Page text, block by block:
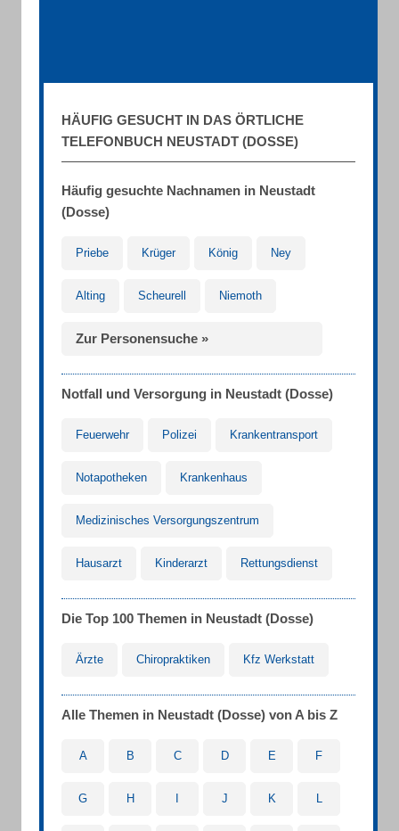
HÄUFIG GESUCHT IN DAS ÖRTLICHE
TELEFONBUCH NEUSTADT (DOSSE)
Häufig gesuchte Nachnamen in Neustadt
(Dosse)
Priebe Krüger König Ney
Alting Scheurell Niemoth
Zur Personensuche »
Notfall und Versorgung in Neustadt (Dosse)
Feuerwehr Polizei Krankentransport
Notapotheken Krankenhaus
Medizinisches Versorgungszentrum
Hausarzt Kinderarzt Rettungsdienst
Die Top 100 Themen in Neustadt (Dosse)
Ärzte Chiropraktiken Kfz Werkstatt
Alle Themen in Neustadt (Dosse) von A bis Z
A B C D E F
G H J K L